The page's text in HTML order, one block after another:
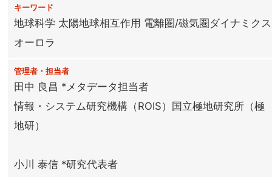
キーワード
地球科学 太陽地球相互作用 電離圏/磁気圏ダイナミクス
オーロラ
管理者・担当者
田中 良昌 *メタデータ担当者
情報・システム研究機構（ROIS）国立極地研究所（極
地研）
小川 泰信 *研究代表者